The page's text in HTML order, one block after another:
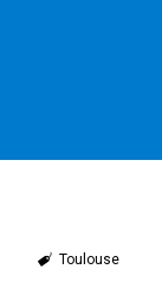
Toulouse